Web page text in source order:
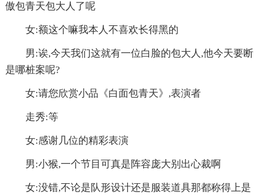
傲包青天包大人了呢
女:额这个嘛我本人不喜欢长得黑的
男:诶,今天我们这就有一位白脸的包大人,他今天要断
是哪桩案呢?
女:请您欣赏小品《白面包青天》,表演者
走秀:等
女:感谢几位的精彩表演
男:小猴,一个节目可真是阵容庞大别出心裁啊
女:没错,不论是队形设计还是服装道具那都称得上是